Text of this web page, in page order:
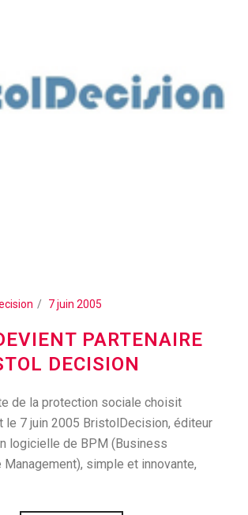
7 juin 2005
PARTENAIRE
DECISION
de la protection sociale choisit
le 7 juin 2005 BristolDecision, éditeur
logicielle de BPM (Business
Management), simple et innovante,